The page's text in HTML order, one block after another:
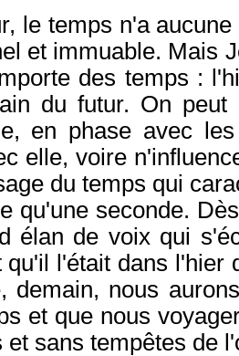
le temps n'a
et immuable. Mais
des temps :
du futur. On
en phase avec
elle, voire
du temps qui
qu'une seconde.
élan de voix qui
qu'il l'était dans
demain, nous
et que nous
et sans tempêtes de